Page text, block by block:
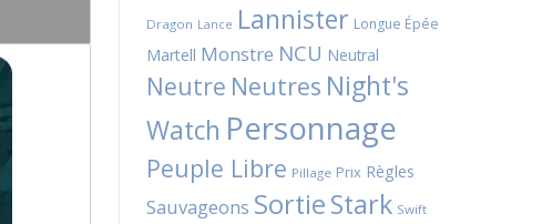
Dragon Lance Lannister Longue Épée
Martell Monstre NCU Neutral
Neutre Neutres Night's
Watch Personnage
Peuple Libre Pillage Prix Règles
Sauvageons SortieStark Swift